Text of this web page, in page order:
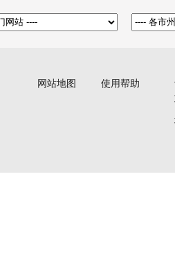
网站地图 使用帮助